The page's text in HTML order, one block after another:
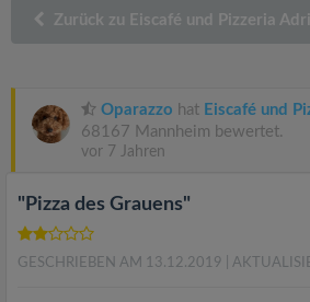
Zurück zu Eiscafé und Pizzeria
Oparazzo hat Eiscafé und
68167 Mannheim bewertet.
vor 7 Jahren
"Pizza des Grauens"
GESCHRIEBEN AM 13.12.2019 |
a
t